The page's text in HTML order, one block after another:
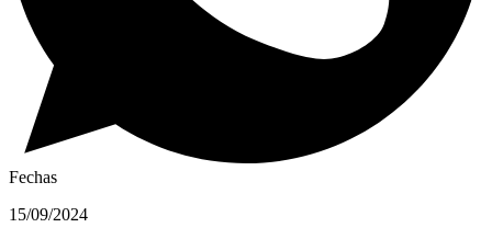
Fechas
15/09/2024